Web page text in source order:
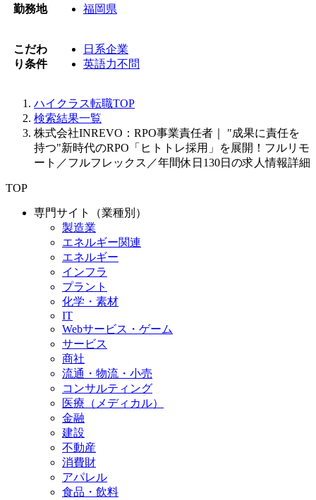
勤務地 福岡県
こだわ
り条件
日系企業
英語力不問
ハイクラス転職TOP
検索結果一覧
株式会社INREVO：RPO事業責任者｜ "成果に責任を
持つ"新時代のRPO「ヒトトレ採用」を展開！フルリモ
ート／フルフレックス／年間休日130日の求人情報詳細
TOP
専門サイト（業種別）
製造業
エネルギー関連
エネルギー
インフラ
プラント
化学・素材
IT
Webサービス・ゲーム
サービス
商社
流通・物流・小売
コンサルティング
医療（メディカル）
金融
建設
不動産
消費財
アパレル
食品・飲料